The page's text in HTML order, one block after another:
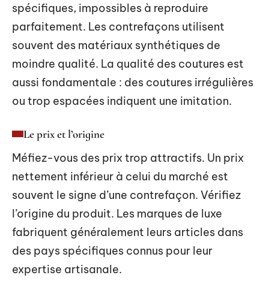
spécifiques, impossibles à reproduire
parfaitement. Les contrefaçons utilisent
souvent des matériaux synthétiques de
moindre qualité. La qualité des coutures est
aussi fondamentale : des coutures irrégulières
ou trop espacées indiquent une imitation.
Le prix et l’origine
Méfiez-vous des prix trop attractifs. Un prix
nettement inférieur à celui du marché est
souvent le signe d’une contrefaçon. Vérifiez
l’origine du produit. Les marques de luxe
fabriquent généralement leurs articles dans
des pays spécifiques connus pour leur
expertise artisanale.